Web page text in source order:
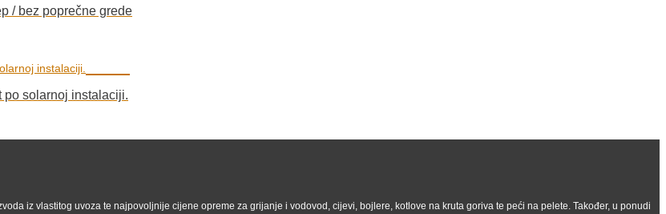
/ bez poprečne grede
po solarnoj instalaciji.
iz vlastitog uvoza te najpovoljnije cijene opreme za grijanje i vodovod, cijevi, bojlere, kotlove na kruta goriva te peći na pelete. Također, u ponudi